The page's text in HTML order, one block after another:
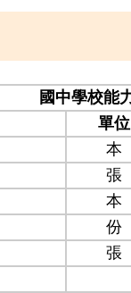
國中學校能
單位
本
張
本
份
張